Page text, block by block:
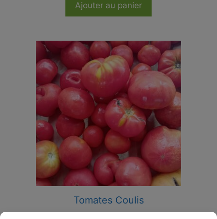
Ajouter au panier
Tomates Coulis